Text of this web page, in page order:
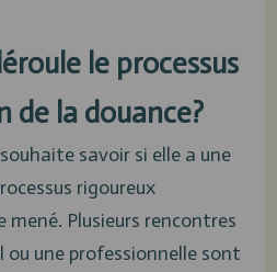
le processus
de la douance?
savoir si elle a une
rigoureux
Plusieurs rencontres
ou une professionnelle sont